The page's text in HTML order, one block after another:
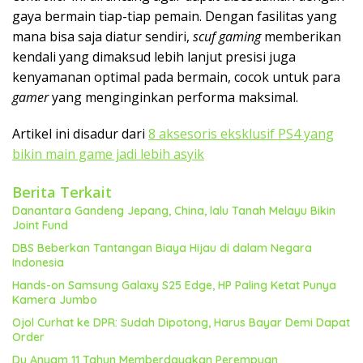
gaya bermain tiap-tiap pemain. Dengan fasilitas yang
mana bisa saja diatur sendiri, scuf gamingmemberikan
kendali yang dimaksud lebih lanjut presisi juga
kenyamanan optimal pada bermain, cocok untuk para
gameryang menginginkan performa maksimal.
Artikel ini disadur dari 8 aksesoris eksklusif PS4 yang
bikin main game jadi lebih asyik
Berita Terkait
Danantara Gandeng Jepang, China, lalu Tanah Melayu Bikin
Joint Fund
DBS Beberkan Tantangan Biaya Hijau di dalam Negara
Indonesia
Hands-on Samsung Galaxy S25 Edge, HP Paling Ketat Punya
Kamera Jumbo
Ojol Curhat ke DPR: Sudah Dipotong, Harus Bayar Demi Dapat
Order
Du Anyam 11 Tahun Memberdayakan Perempuan